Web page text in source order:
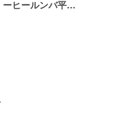
ーヒールンバ平…